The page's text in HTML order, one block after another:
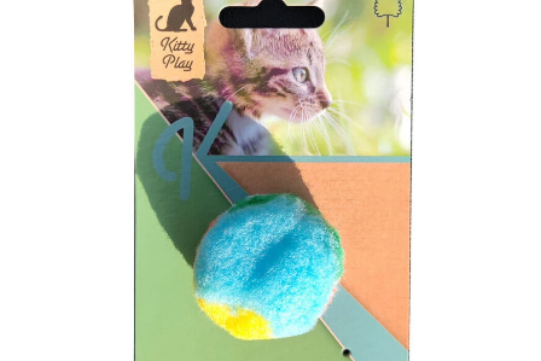
Rytter
Hest
Børn
Hund
Kat
Nyhed